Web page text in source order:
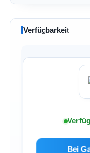
Verfügbarkeit
Bei